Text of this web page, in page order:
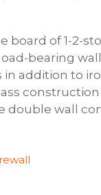
board of 1-2-
bearing
in addition to
construction
double wall